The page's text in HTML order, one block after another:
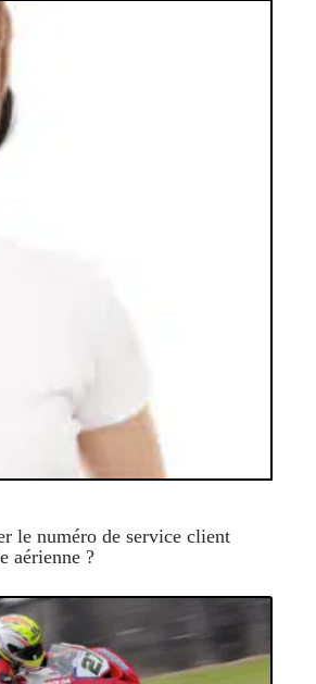
le numéro de service client
aérienne ?